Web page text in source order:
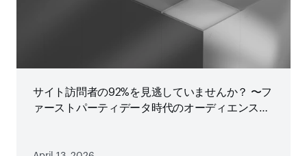
サイト訪問者の92%を見逃していませんか？ 〜フ
ァーストパーティデータ時代のオーディエンス戦